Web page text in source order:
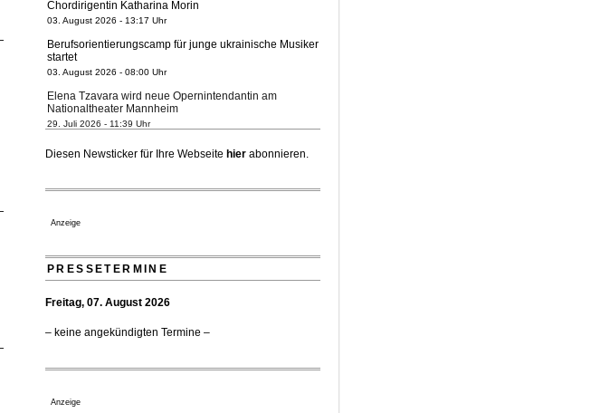
03. August 2026 - 13:17 Uhr
startet
03. August 2026 - 08:00 Uhr
Nationaltheater Mannheim
29. Juli 2026 - 11:39 Uhr
geht 2027
Kammerorchester Heilbronn: Chefdirigent Risto Joost
20. Juli 2026 - 18:15 Uhr
Festspiele
Düsseldorfer Stadtrat beendet Pläne für Opernhaus-
16. Juli 2026 - 22:49 Uhr
ausgezeichnet
Diesen Newsticker für Ihre Webseite hierabonnieren.
Anzeige
PRESSETERMINE
Freitag, 07. August 2026
– keine angekündigten Termine –
Anzeige